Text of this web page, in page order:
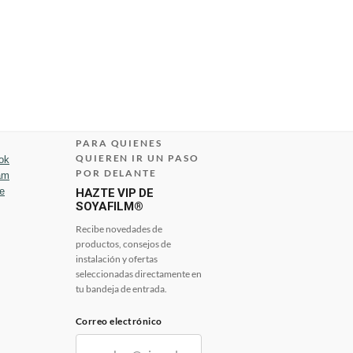
PARA QUIENES
QUIEREN IR UN PASO
POR DELANTE
HAZTE VIP DE
SOYAFILM®
Recibe novedades de
productos, consejos de
instalación y ofertas
seleccionadas directamente en
tu bandeja de entrada.
Correo electrónico